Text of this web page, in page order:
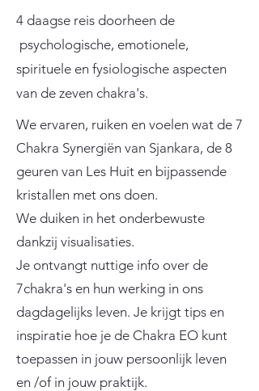
4 daagse reis doorheen de
psychologische, emotionele,
spirituele en fysiologische aspecten
van de zeven chakra's.
We ervaren, ruiken en voelen wat de 7
Chakra Synergiën van Sjankara, de 8
geuren van Les Huit en bijpassende
kristallen met ons doen.
We duiken in het onderbewuste
dankzij visualisaties.
Je ontvangt nuttige info over de
7chakra's en hun werking in ons
dagdagelijks leven. Je krijgt tips en
inspiratie hoe je de Chakra EO kunt
toepassen in jouw persoonlijk leven
en /of in jouw praktijk.